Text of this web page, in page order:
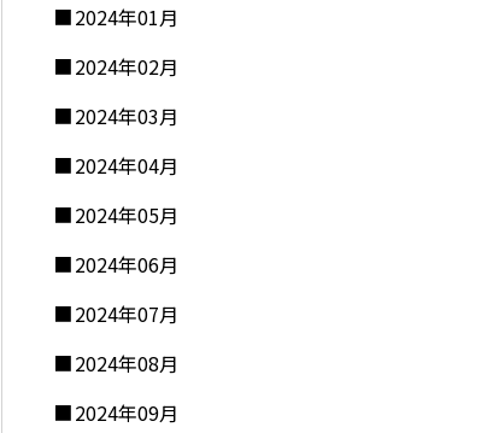
2024年01月
2024年02月
2024年03月
2024年04月
2024年05月
2024年06月
2024年07月
2024年08月
2024年09月